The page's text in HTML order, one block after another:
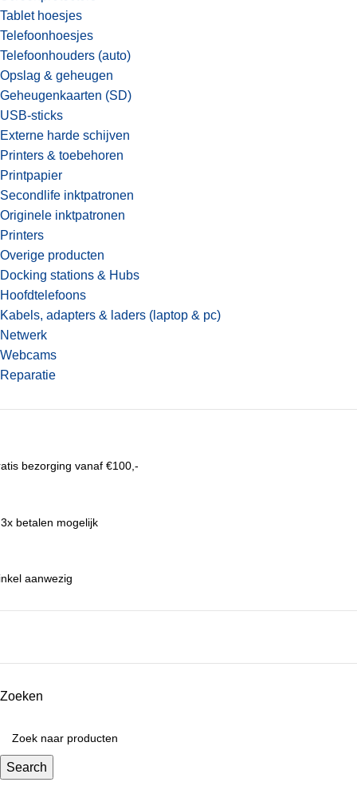
Tablet hoesjes
Telefoonhoesjes
Telefoonhouders (auto)
Opslag & geheugen
Geheugenkaarten (SD)
USB-sticks
Externe harde schijven
Printers & toebehoren
Printpapier
Secondlife inktpatronen
Originele inktpatronen
Printers
Overige producten
Docking stations & Hubs
Hoofdtelefoons
Kabels, adapters & laders (laptop & pc)
Netwerk
Webcams
Reparatie
bezorging vanaf €100,-
betalen mogelijk
aanwezig
Zoeken
Search